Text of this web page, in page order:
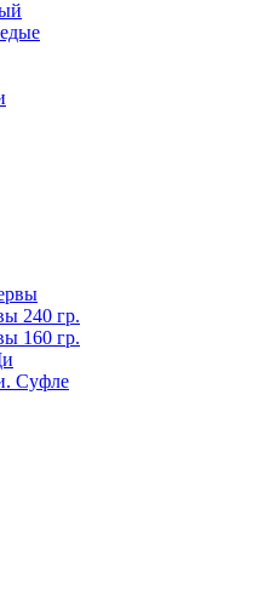
240 гр.
160 гр.
Суфле